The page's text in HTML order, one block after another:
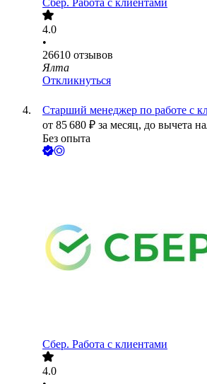
Сбер. Работа с клиентами
4.0
•
26610 отзывов
Ялта
Откликнуться
Старший менеджер по работе с
от 85 680 ₽ за месяц, до вычета
Без опыта
Сбер. Работа с клиентами
4.0